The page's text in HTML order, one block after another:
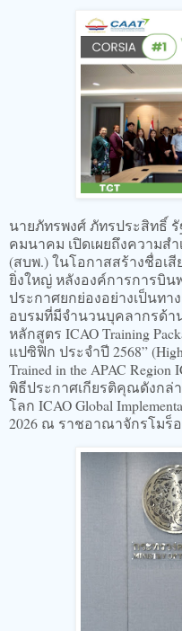
นายภัทรพงศ์ ภัทรประสิทธิ์
คมนาคม เปิดเผยถึงความส
(สบพ.) ในโอกาสสร้างชื่อเสี
ยิ่งใหญ่ หลังองค์การการบิน
ประกาศยกย่องอย่างเป็นท
อบรมที่มีจำนวนบุคลากรด้า
หลักสูตร ICAO Training
แปซิฟิก ประจำปี 2568”
Trained in the APAC Region
พิธีประกาศเกียรติคุณดังกล่
โลก ICAO Global
2026 ณ ราชอาณาจักรโมร็